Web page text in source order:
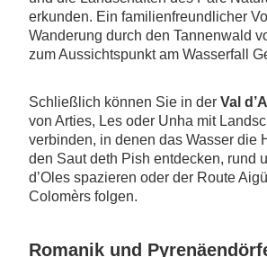
erkunden. Ein familienfreundlicher
Wanderung durch den Tannenwald
zum Aussichtspunkt am Wasserfall
Schließlich können Sie in der Val
von Arties, Les oder Unha mit
verbinden, in denen das Wasser die
den Saut deth Pish entdecken, rund
d’Oles spazieren oder der Route
Colomèrs folgen.
Romanik und